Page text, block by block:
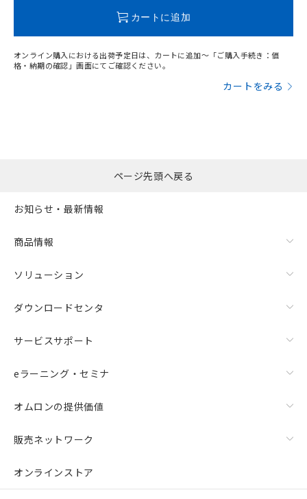
カートに追加
オンライン購入における出荷予定日は、カートに追加～「ご購入手続き：価
格・納期の確認」画面にてご確認ください。
カートをみる
ページ先頭へ戻る
お知らせ・最新情報
商品情報
ソリューション
ダウンロードセンタ
サービスサポート
eラーニング・セミナ
オムロンの提供価値
販売ネットワーク
オンラインストア